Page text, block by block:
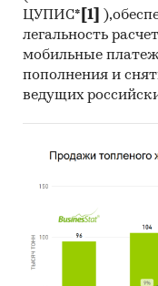
время и в
Источники
Базы данных
службы РФ,
Eurostat.
Печатные и
Ресурсы сети
ЦУПИС* [1]
легальность
мобильные
пополнения и
ведущих